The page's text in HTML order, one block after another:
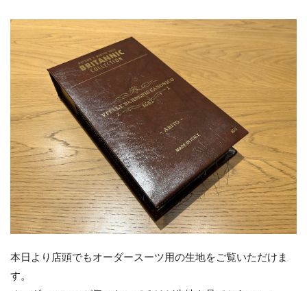
本日より店頭でもオーダースーツ用の生地をご覧いただけま
す。